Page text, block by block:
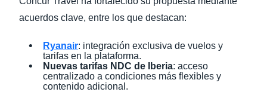
acuerdos clave, entre los que destacan:
Ryanair: integración exclusiva de vuelos y
tarifas en la plataforma.
Nuevas tarifas NDC de Iberia: acceso
centralizado a condiciones más flexibles y
contenido adicional.